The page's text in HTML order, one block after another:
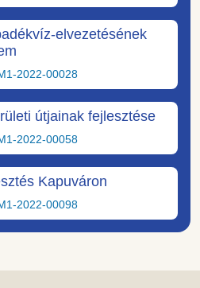
elvezetésének
2022-00028
útjainak fejlesztése
2022-00058
Kapuváron
2022-00098